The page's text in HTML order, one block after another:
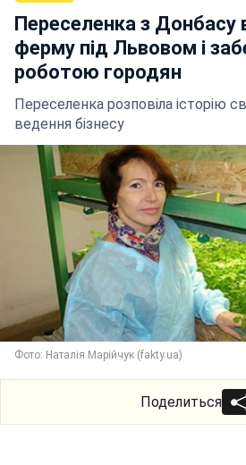
Переселенка з Донбасу
ферму під Львовом і
роботою городян
Переселенка розповіла історію
ведення бізнесу
Фото: Наталія Марійчук (fakty.ua)
Поделиться